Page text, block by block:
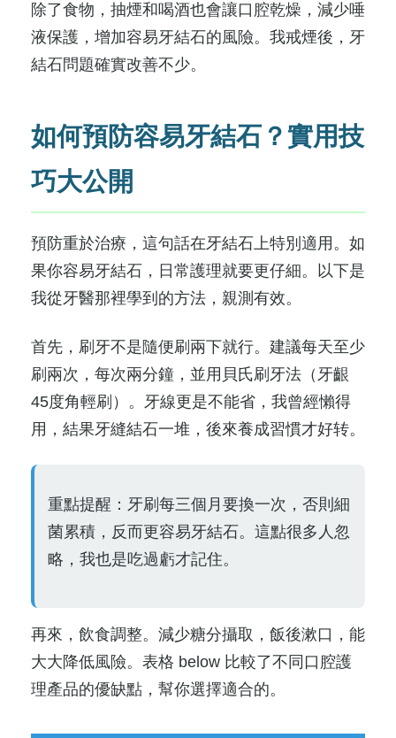
除了食物，抽煙和喝酒也會讓口腔乾燥，減少唾
液保護，增加容易牙結石的風險。我戒煙後，牙
結石問題確實改善不少。
如何預防容易牙結石？實用技
巧大公開
預防重於治療，這句話在牙結石上特別適用。如
果你容易牙結石，日常護理就要更仔細。以下是
我從牙醫那裡學到的方法，親測有效。
首先，刷牙不是隨便刷兩下就行。建議每天至少
刷兩次，每次兩分鐘，並用貝氏刷牙法（牙齦
45度角輕刷）。牙線更是不能省，我曾經懶得
用，結果牙縫結石一堆，後來養成習慣才好转。
重點提醒：牙刷每三個月要換一次，否則細
菌累積，反而更容易牙結石。這點很多人忽
略，我也是吃過虧才記住。
再來，飲食調整。減少糖分攝取，飯後漱口，能
大大降低風險。表格 below 比較了不同口腔護
理產品的優缺點，幫你選擇適合的。